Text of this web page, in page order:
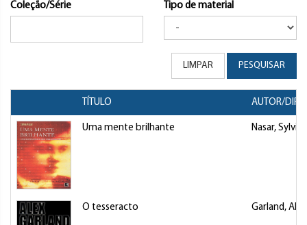
Coleção/Série Tipo de material
LIMPAR PESQUISAR
TÍTULO AUTOR/
Uma mente brilhante Nasar, Sylvia
O tesseracto Garland, Alex